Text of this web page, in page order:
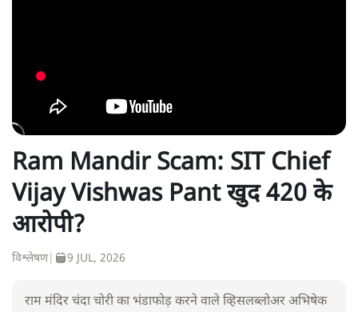
Ram Mandir Scam: SIT Chief
Vijay Vishwas Pant खुद 420 के
आरोपी?
विश्लेषण| 9 JUL, 2026
राम मंदिर चंदा चोरी का भंडाफोड़ करने वाले व्हिसलब्लोअर अभिषेक